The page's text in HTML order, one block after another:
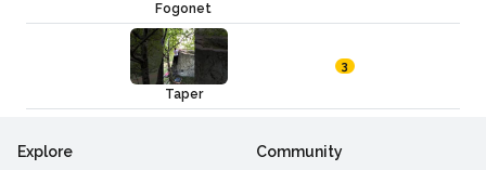
Fogonet
Taper
3
Explore Community